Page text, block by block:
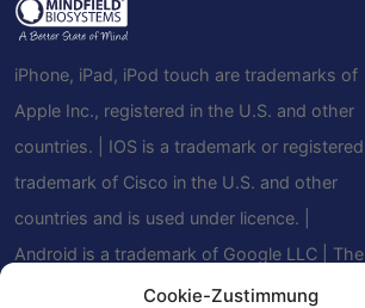
Cookie-Zustimmung
iPhone, iPad, iPod touch are trademarks of
Apple Inc., registered in the U.S. and other
countries. | IOS is a trademark or registered
trademark of Cisco in the U.S. and other
countries and is used under licence. |
Android is a trademark of Google LLC | The
Bluetooth® word mark and logos are